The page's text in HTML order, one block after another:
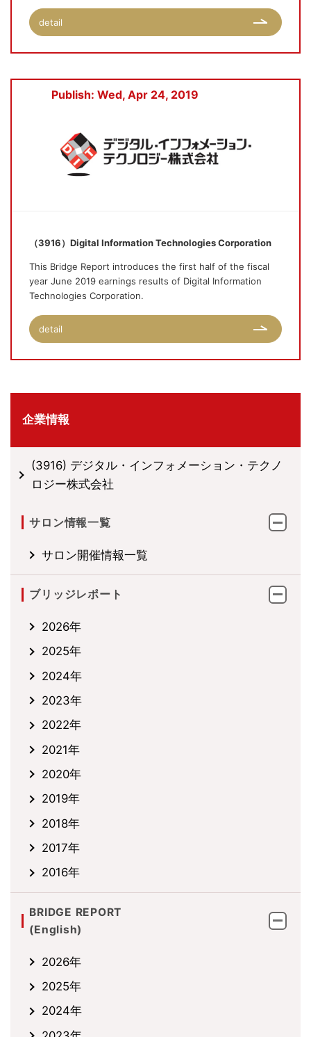
detail
Publish: Wed, Apr 24, 2019
（3916）Digital Information Technologies Corporation
This Bridge Report introduces the first half of the fiscal
year June 2019 earnings results of Digital Information
Technologies Corporation.
detail
企業情報
(3916) デジタル・インフォメーション・テクノ
ロジー株式会社
サロン情報一覧
サロン開催情報一覧
ブリッジレポート
2026年
2025年
2024年
2023年
2022年
2021年
2020年
2019年
2018年
2017年
2016年
BRIDGE REPORT
(English)
2026年
2025年
2024年